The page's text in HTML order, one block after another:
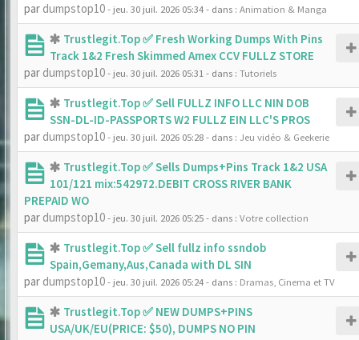
par dumpstop10- jeu. 30 juil. 2026 05:34- dans : Animation & Manga
Trustlegit.Top ✅ Fresh Working Dumps With Pins
Track 1&2 Fresh Skimmed Amex CCV FULLZ STORE
par dumpstop10- jeu. 30 juil. 2026 05:31 - dans : Tutoriels
Trustlegit.Top ✅ Sell FULLZ INFO LLC NIN DOB
SSN-DL-ID-PASSPORTS W2 FULLZ EIN LLC'S PROS
par dumpstop10- jeu. 30 juil. 2026 05:28- dans : Jeu vidéo & Geekerie
Trustlegit.Top ✅ Sells Dumps+Pins Track 1&2 USA
101/121 mix:542972.DEBIT CROSS RIVER BANK
PREPAID WO
par dumpstop10- jeu. 30 juil. 2026 05:25- dans : Votre collection
Trustlegit.Top ✅ Sell fullz info ssndob
Spain,Gemany,Aus,Canada with DL SIN
par dumpstop10- jeu. 30 juil. 2026 05:24- dans : Dramas, Cinema et TV
Trustlegit.Top ✅ NEW DUMPS+PINS
USA/UK/EU(PRICE: $50), DUMPS NO PIN